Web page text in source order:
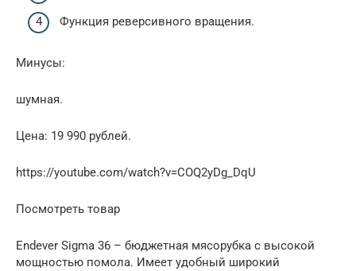
Функция реверсивного вращения.
Минусы:
шумная.
Цена: 19 990 рублей.
https://youtube.com/watch?v=COQ2yDg_DqU
Посмотреть товар
Endever Sigma 36 – бюджетная мясорубка с высокой
мощностью помола. Имеет удобный широкий